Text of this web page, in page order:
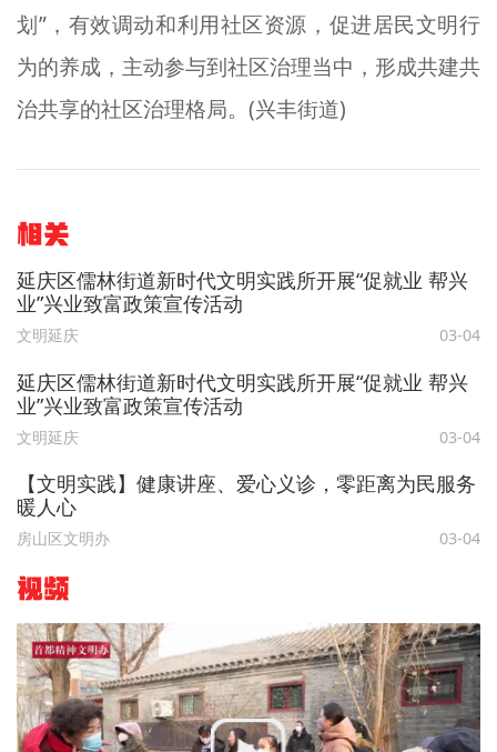
划”，有效调动和利用社区资源，促进居民文明行
为的养成，主动参与到社区治理当中，形成共建共
治共享的社区治理格局。(兴丰街道)
相关
延庆区儒林街道新时代文明实践所开展“促就业 帮兴
业”兴业致富政策宣传活动
文明延庆 03-04
延庆区儒林街道新时代文明实践所开展“促就业 帮兴
业”兴业致富政策宣传活动
文明延庆 03-04
【文明实践】健康讲座、爱心义诊，零距离为民服务
暖人心
房山区文明办 03-04
视频